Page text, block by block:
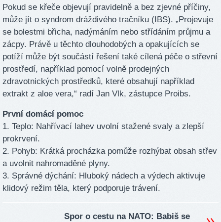
Pokud se křeče objevují pravidelně a bez zjevné příčiny,
může jít o syndrom dráždivého tračníku (IBS). „Projevuje
se bolestmi břicha, nadýmáním nebo střídáním průjmu a
zácpy. Právě u těchto dlouhodobých a opakujících se
potíží může být součástí řešení také cílená péče o střevní
prostředí, například pomocí volně prodejných
zdravotnických prostředků, které obsahují například
extrakt z aloe vera,“ radí Jan Vlk, zástupce Proibs.
První domácí pomoc
1. Teplo: Nahřívací lahev uvolní stažené svaly a zlepší
prokrvení.
2. Pohyb: Krátká procházka pomůže rozhýbat obsah střev
a uvolnit nahromaděné plyny.
3. Správné dýchání: Hluboký nádech a výdech aktivuje
klidový režim těla, který podporuje trávení.
Spor o cestu na NATO: Babiš se